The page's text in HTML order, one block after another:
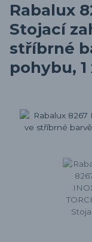
Rabalux
Stojací
stříbrné
pohybu,